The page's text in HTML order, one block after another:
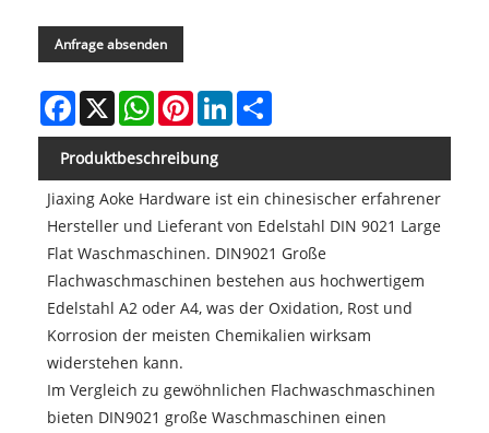
Anfrage absenden
Facebook
X WhatsAppPinterestLinkedIn
Produktbeschreibung
Jiaxing Aoke Hardware ist ein chinesischer erfahrener
Hersteller und Lieferant von Edelstahl DIN 9021 Large
Flat Waschmaschinen. DIN9021 Große
Flachwaschmaschinen bestehen aus hochwertigem
Edelstahl A2 oder A4, was der Oxidation, Rost und
Korrosion der meisten Chemikalien wirksam
widerstehen kann.
Im Vergleich zu gewöhnlichen Flachwaschmaschinen
bieten DIN9021 große Waschmaschinen einen